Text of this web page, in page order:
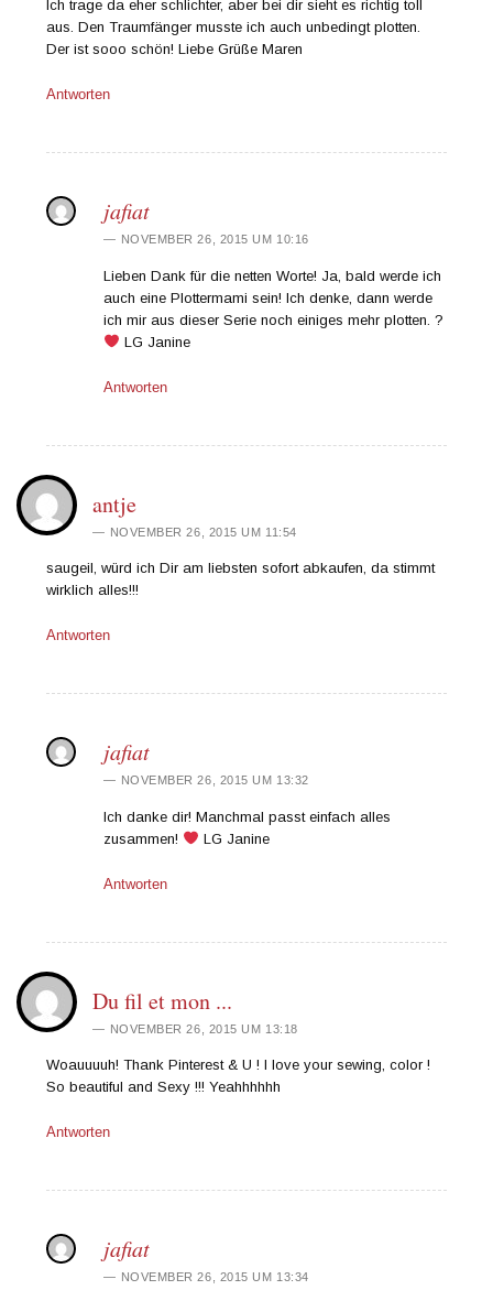
Ich trage da eher schlichter, aber bei dir sieht es richtig toll
aus. Den Traumfänger musste ich auch unbedingt plotten.
Der ist sooo schön! Liebe Grüße Maren
Antworten
jafiat
NOVEMBER 26, 2015 UM 10:16
Lieben Dank für die netten Worte! Ja, bald werde ich
auch eine Plottermami sein! Ich denke, dann werde
ich mir aus dieser Serie noch einiges mehr plotten. ?
LG Janine
Antworten
antje
NOVEMBER 26, 2015 UM 11:54
saugeil, würd ich Dir am liebsten sofort abkaufen, da stimmt
wirklich alles!!!
Antworten
jafiat
NOVEMBER 26, 2015 UM 13:32
Ich danke dir! Manchmal passt einfach alles
zusammen!
LG Janine
Antworten
Du fil et mon ...
NOVEMBER 26, 2015 UM 13:18
Woauuuuh! Thank Pinterest & U ! I love your sewing, color !
So beautiful and Sexy !!! Yeahhhhhh
Antworten
jafiat
NOVEMBER 26, 2015 UM 13:34